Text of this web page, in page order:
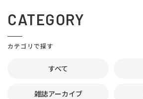
CATEGORY
カテゴリで探す
すべて
雑誌アーカイブ